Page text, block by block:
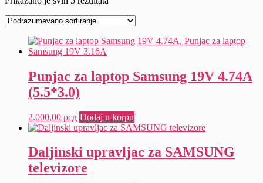
Punjac za laptop Samsung 19V 4.74A
(5.5*3.0)
2.000,00 рсд Dodaj u korpu
Daljinski upravljac za SAMSUNG
televizore